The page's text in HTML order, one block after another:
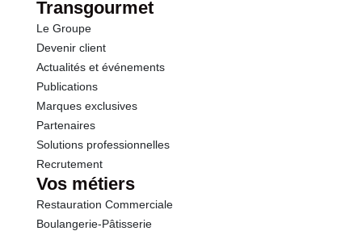
Sel
Transgourmet
Le Groupe
Devenir client
Actualités et événements
Publications
Marques exclusives
Partenaires
Solutions professionnelles
Recrutement
Vos métiers
Restauration Commerciale
Boulangerie-Pâtisserie